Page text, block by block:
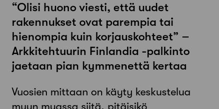
“Olisi huono viesti, että uudet
rakennukset ovat parempia tai
hienompia kuin korjauskohteet” –
Arkkitehtuurin Finlandia -palkinto
jaetaan pian kymmenettä kertaa
Vuosien mittaan on käyty keskustelua
muun muassa siitä, pitäisikö